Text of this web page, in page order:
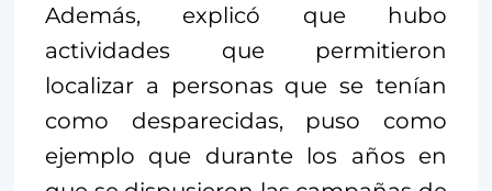
Además, explicó que hubo
actividades que permitieron
localizar a personas que se tenían
como desparecidas, puso como
ejemplo que durante los años en